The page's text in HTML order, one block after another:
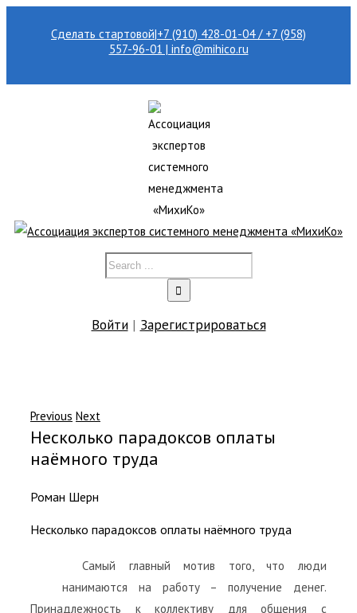
Сделать стартовой|+7 (910) 428-01-04 / +7 (958)
557-96-01 | info@mihico.ru
Войти| Зарегистрироваться
Previous Next
Несколько парадоксов оплаты
наёмного труда
Роман Шерн
Несколько парадоксов оплаты наёмного труда
Самый главный мотив того, что люди
нанимаются на работу – получение денег.
Принадлежность к коллективу для общения с